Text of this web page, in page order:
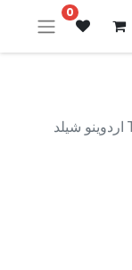
0
Terminal Block Shield for Arduino UNO اردوينو شيلد